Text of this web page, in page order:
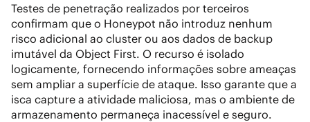
Testes de penetração realizados por terceiros
confirmam que o Honeypot não introduz nenhum
risco adicional ao cluster ou aos dados de backup
imutável da Object First. O recurso é isolado
logicamente, fornecendo informações sobre ameaças
sem ampliar a superfície de ataque. Isso garante que a
isca capture a atividade maliciosa, mas o ambiente de
armazenamento permaneça inacessível e seguro.